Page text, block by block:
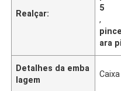
Realçar:
5
,
ara
Detalhes da emba
lagem